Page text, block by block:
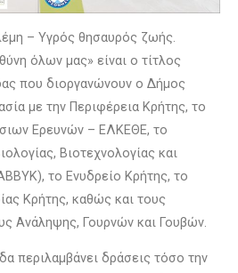
– Υγρός θησαυρός ζωής.
όλων μας» είναι ο τίτλος
που διοργανώνουν ο Δήμος
με την Περιφέρεια Κρήτης, το
Ερευνών – ΕΛΚΕΘΕ, το
Βιοτεχνολογίας και
το Ενυδρείο Κρήτης, το
Κρήτης, καθώς και τους
Ανάληψης, Γουρνών και Γουβών.
περιλαμβάνει δράσεις τόσο την